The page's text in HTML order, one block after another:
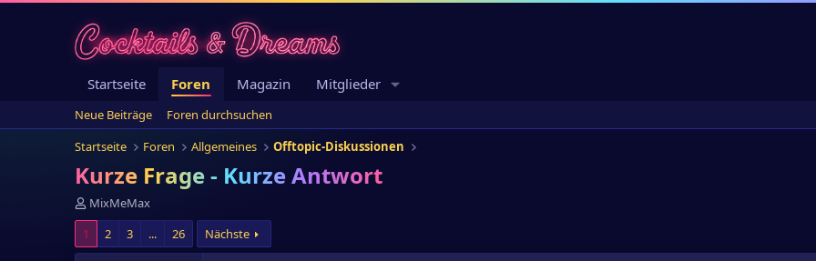
Startseite Foren Magazin Mitglieder
Neue Beiträge
Foren durchsuchen
Startseite
Foren Allgemeines Offtopic-Diskussionen
Kurze Frage - Kurze Antwort
E
r
t
MixMeMax
1
2 3 ... 26 Nächste